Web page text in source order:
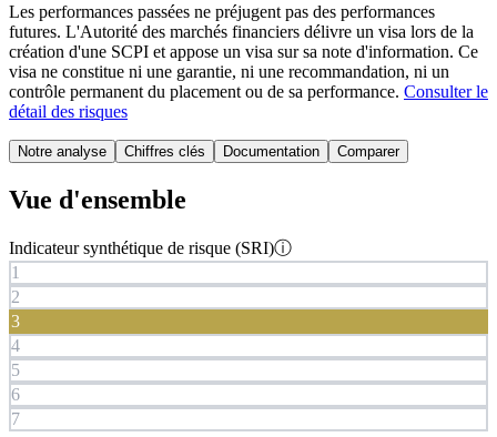
Les performances passées ne préjugent pas des performances
futures. L'Autorité des marchés financiers délivre un visa lors de la
création d'une SCPI et appose un visa sur sa note d'information. Ce
visa ne constitue ni une garantie, ni une recommandation, ni un
contrôle permanent du placement ou de sa performance. Consulter le
détail des risques
Notre analyse Chiffres clés Documentation Comparer
Vue d'ensemble
Indicateur synthétique de risque (SRI)ⓘ
1
2
3
4
5
6
7